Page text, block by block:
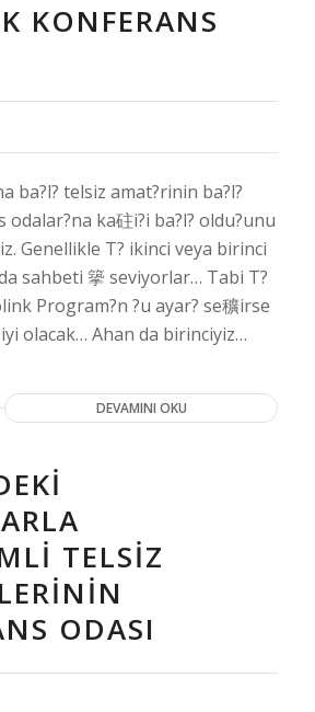
KONFERANS
ba?l? telsiz amat?rinin ba?l?
ka砫i?i ba?l? oldu?unu
Genellikle T? ikinci veya birinci
sahbeti 篫 seviyorlar… Tabi T?
Program?n ?u ayar? se穬irse
olacak… Ahan da birinciyiz…
DEVAMINI OKU
TELSIZ
ODASI